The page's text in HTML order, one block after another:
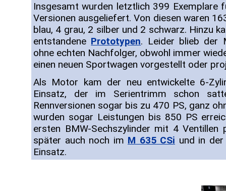
Insgesamt wurden letztlich 399 Exemplare
Versionen ausgeliefert. Von diesen waren
blau, 4 grau, 2 silber und 2 schwarz. Hinzu
entstandene Prototypen. Leider blieb der
ohne echten Nachfolger, obwohl immer
einen neuen Sportwagen vorgestellt oder
Als Motor kam der neu entwickelte 6-
Einsatz, der im Serientrimm schon
Rennversionen sogar bis zu 470 PS, ganz
wurden sogar Leistungen bis 850 PS
ersten BMW-Sechszylinder mit 4
später auch noch im M 635 CSi und in
Einsatz.